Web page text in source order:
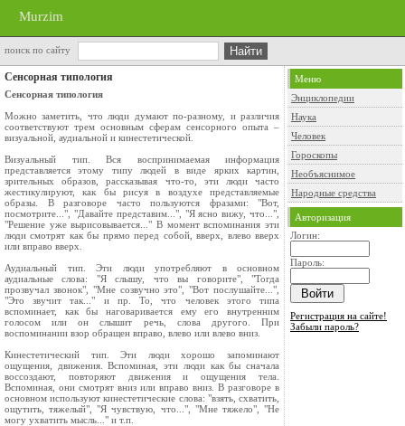
Murzim
поиск по сайту
Сенсорная типология
Сенсорная типология
Можно заметить, что люди думают по-разному, и различия
соответствуют трем основным сферам сенсорного опыта –
визуальной, аудиальной и кинестетической.
Визуальный тип. Вся воспринимаемая информация
представляется этому типу людей в виде ярких картин,
зрительных образов, рассказывая что-то, эти люди часто
жестикулируют, как бы рисуя в воздухе представляемые
образы. В разговоре часто пользуются фразами: "Вот,
посмотрите...", "Давайте представим...", "Я ясно вижу, что...",
"Решение уже вырисовывается..." В момент вспоминания эти
люди смотрят как бы прямо перед собой, вверх, влево вверх
или вправо вверх.
Аудиальный тип. Эти люди употребляют в основном
аудиальные слова: "Я слышу, что вы говорите", "Тогда
прозвучал звонок", "Мне созвучно это", "Вот послушайте...",
"Это звучит так..." и пр. То, что человек этого типа
вспоминает, как бы наговаривается ему его внутренним
голосом или он слышит речь, слова другого. При
воспоминании взор обращен вправо, влево или влево вниз.
Кинестетический тип. Эти люди хорошо запоминают
ощущения, движения. Вспоминая, эти люди как бы сначала
воссоздают, повторяют движения и ощущения тела.
Вспоминая, они смотрят вниз или вправо вниз. В разговоре в
основном используют кинестетические слова: "взять, схватить,
ощутить, тяжелый", "Я чувствую, что...", "Мне тяжело", "Не
могу ухватить мысль..." и т.п.
Меню
Энциклопедии
Наука
Человек
Гороскопы
Необъяснимое
Народные средства
Авторизация
Логин:
Пароль:
Регистрация на сайте!
Забыли пароль?